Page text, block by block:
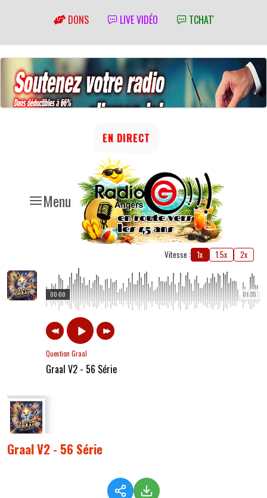
DONS LIVE VIDÉO TCHAT'
Menu
EN DIRECT
Vitesse : 1x 1.5x 2x
01:35
00:00
Question Graal
Graal V2 - 56 Série
Graal V2 - 56 Série